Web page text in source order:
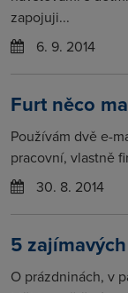
zapojuji...
6. 9. 2014
Furt něco
Používám dvě e-
pracovní, vlastně
30. 8. 2014
5
O prázdninách, v